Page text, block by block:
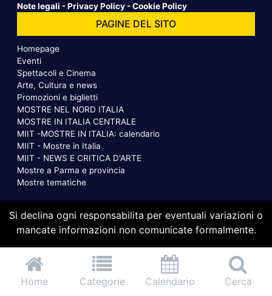
Home Categorie Calendario Cerca
Note legali -Privacy Policy -Cookie Policy
PAGINE DEL SITO
Homepage
Eventi
Spettacoli e Cinema
Arte, Cultura e news
Promozioni e biglietti
MOSTRE NEL NORD ITALIA
MOSTRE IN ITALIA CENTRALE
MIIT -MOSTRE IN ITALIA: calendario
MIIT - Mostre in Italia
MIIT - NEWS E CRITICA D'ARTE
Mostre a Parma e provincia
Mostre tematiche
Si declina ogni responsabilita per eventuali variazioni o
mancate informazioni non comunicate formalmente.